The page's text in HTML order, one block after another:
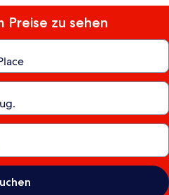
Preise zu sehen